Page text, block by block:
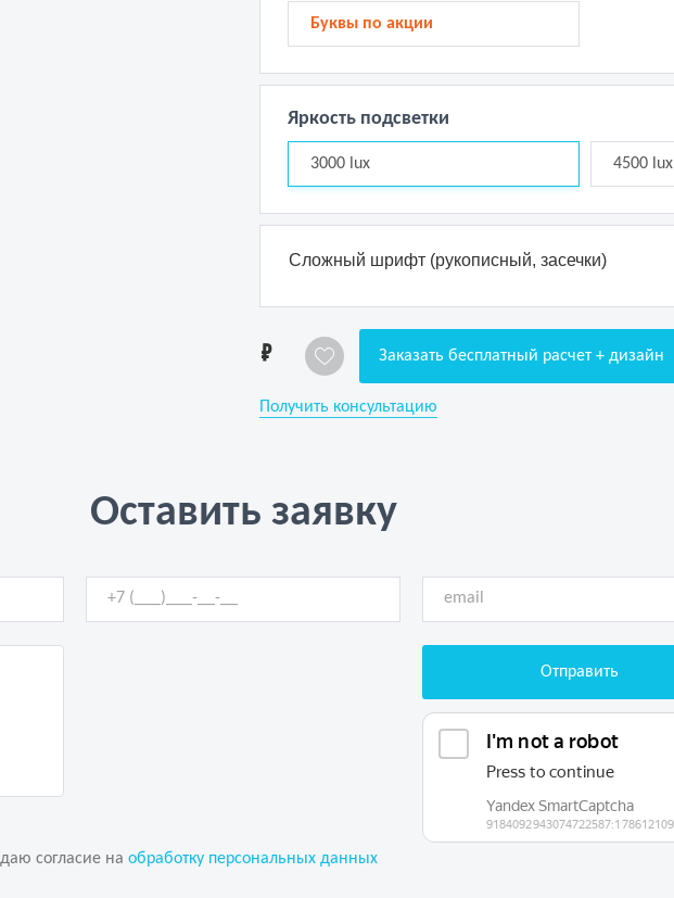
Буквы по акции
Яркость подсветки
3000 lux 4500 lux
Сложный шрифт (рукописный, засечки)
1 Заказать бесплатный расчет + дизайн
Получить консультацию
Оставить заявку
согласие на обработку персональных данных